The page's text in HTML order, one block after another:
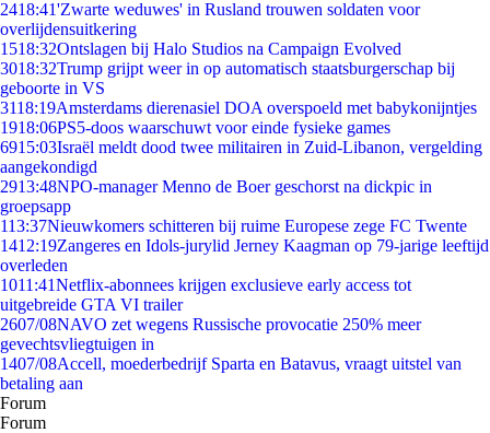
2418:41'Zwarte weduwes' in Rusland trouwen soldaten voor
overlijdensuitkering
1518:32Ontslagen bij Halo Studios na Campaign Evolved
3018:32Trump grijpt weer in op automatisch staatsburgerschap bij
geboorte in VS
3118:19Amsterdams dierenasiel DOA overspoeld met babykonijntjes
1918:06PS5-doos waarschuwt voor einde fysieke games
6915:03Israël meldt dood twee militairen in Zuid-Libanon, vergelding
aangekondigd
2913:48NPO-manager Menno de Boer geschorst na dickpic in
groepsapp
113:37Nieuwkomers schitteren bij ruime Europese zege FC Twente
1412:19Zangeres en Idols-jurylid Jerney Kaagman op 79-jarige leeftijd
overleden
1011:41Netflix-abonnees krijgen exclusieve early access tot
uitgebreide GTA VI trailer
2607/08NAVO zet wegens Russische provocatie 250% meer
gevechtsvliegtuigen in
1407/08Accell, moederbedrijf Sparta en Batavus, vraagt uitstel van
betaling aan
Forum
Forum